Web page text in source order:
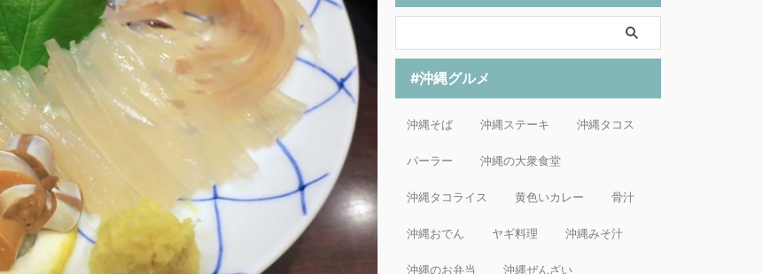
#沖縄グルメ
沖縄そば 沖縄ステーキ 沖縄タコス
パーラー 沖縄の大衆食堂
沖縄タコライス 黄色いカレー 骨汁
沖縄おでん ヤギ料理 沖縄みそ汁
沖縄のお弁当 沖縄ぜんざい